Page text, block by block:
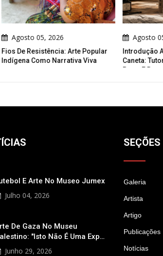
Arte Popular
Viva
Agosto 05, 2026
Introdução Ao Desenho Com
Caneta: Tutorial De Ilustração
Preto E Branco Feita À Mão, Por
E Arte No Museo Jumex
Julho 04, 2026
De Gaza No Museu
"Isto Não É Uma Exp…
Junho 29, 2026
Galeria
Artista
Artigo
Publicações
Notícias